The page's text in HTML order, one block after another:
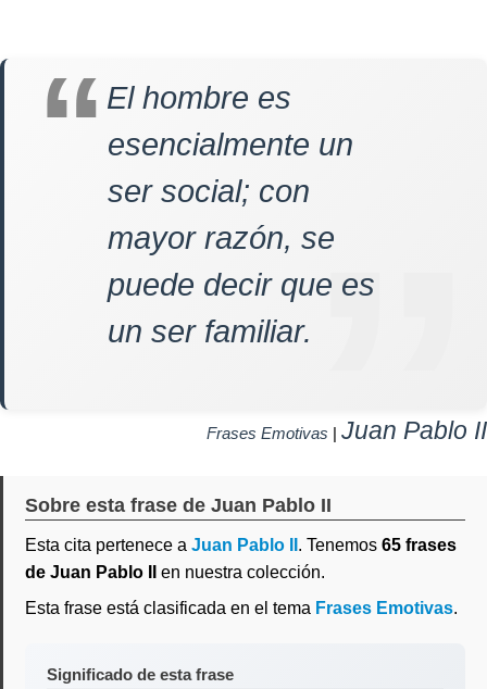
El hombre es
esencialmente un
ser social; con
mayor razón, se
puede decir que es
un ser familiar.
Frases Emotivas | Juan Pablo II
Sobre esta frase de Juan Pablo II
Esta cita pertenece a Juan Pablo II . Tenemos 65 frases
de Juan Pablo II
en nuestra colección.
Esta frase está clasificada en el tema Frases Emotivas.
Significado de esta frase